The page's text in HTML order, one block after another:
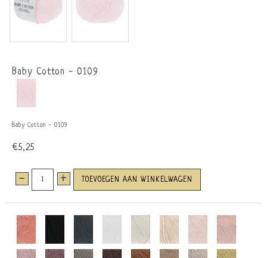
Baby Cotton - 0109
Baby Cotton - 0109
€5,25
- + TOEVOEGEN AAN WINKELWAGEN